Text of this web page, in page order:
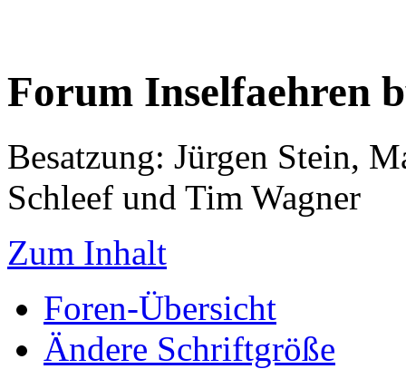
Forum Inselfaehren
Besatzung: Jürgen Stein,
Schleef und Tim Wagner
Zum Inhalt
Foren-Übersicht
Ändere Schriftgröße